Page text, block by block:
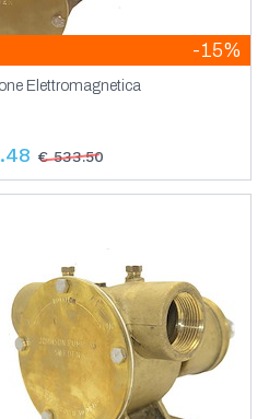
-15%
Elettromagnetica
€ 533.50